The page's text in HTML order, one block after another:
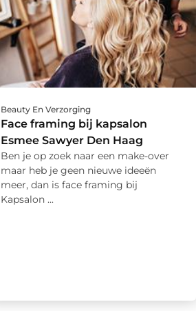
Beauty En Verzorging
Face framing bij kapsalon
Esmee Sawyer Den Haag
Ben je op zoek naar een make-over
maar heb je geen nieuwe ideeën
meer, dan is face framing bij
Kapsalon ...